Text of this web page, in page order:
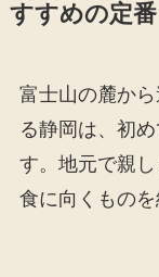
すすめの定番
富士山の麓か
る静岡は、初
す。地元で親
食に向くものを